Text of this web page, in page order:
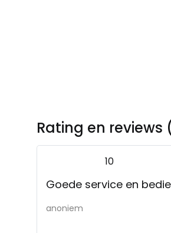
Rating en reviews
10
Goede service en
anoniem